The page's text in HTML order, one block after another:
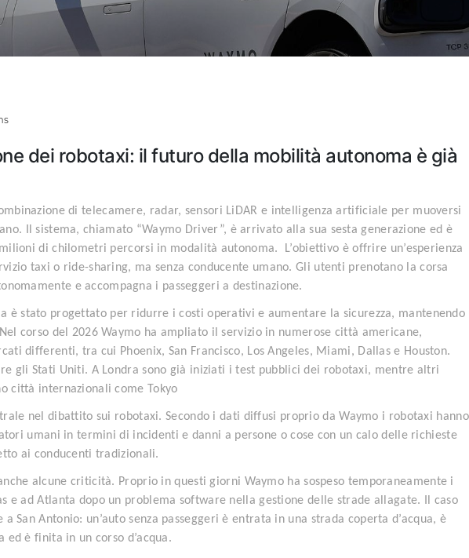
dei robotaxi: il futuro della mobilità autonoma è già
di telecamere, radar, sensori LiDAR e intelligenza artificiale per muoversi
Il sistema, chiamato “Waymo Driver”, è arrivato alla sua sesta generazione ed è
di chilometri percorsi in modalità autonoma. L’obiettivo è offrire un’esperienza
taxi o ride-sharing, ma senza conducente umano. Gli utenti prenotano la corsa
e accompagna i passeggeri a destinazione.
è stato progettato per ridurre i costi operativi e aumentare la sicurezza, mantenendo
corso del 2026 Waymo ha ampliato il servizio in numerose città americane,
differenti, tra cui Phoenix, San Francisco, Los Angeles, Miami, Dallas e Houston.
gli Stati Uniti. A Londra sono già iniziati i test pubblici dei robotaxi, mentre altri
città internazionali come Tokyo
nel dibattito sui robotaxi. Secondo i dati diffusi proprio da Waymo i robotaxi hanno
umani in termini di incidenti e danni a persone o cose con un calo delle richieste
ai conducenti tradizionali.
alcune criticità. Proprio in questi giorni Waymo ha sospeso temporaneamente i
e ad Atlanta dopo un problema software nella gestione delle strade allagate. Il caso
San Antonio: un’auto senza passeggeri è entrata in una strada coperta d’acqua, è
è finita in un corso d’acqua.